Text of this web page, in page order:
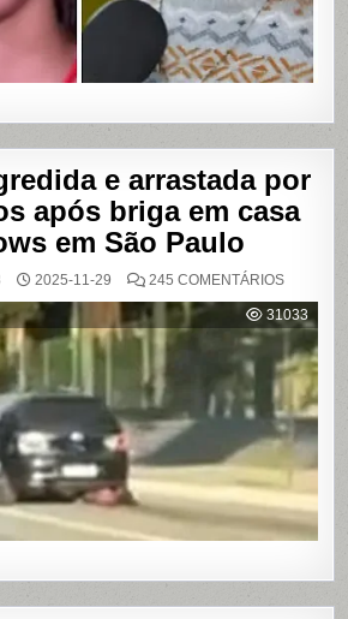
BAHIA
e arrastada por
após briga em casa
em São Paulo
2025-11-29 245 COMENTÁRIOSEM
É
E
POR
APÓS
BRIGA
EM
CASA
SHOWS
SÃO
PAULO
31033